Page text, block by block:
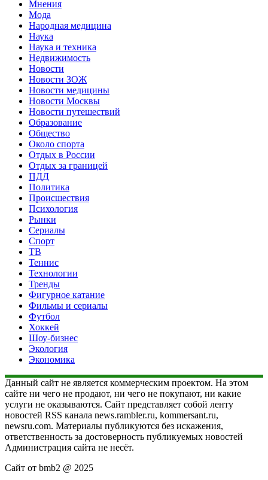
Мнения
Мода
Народная медицина
Наука
Наука и техника
Недвижимость
Новости
Новости ЗОЖ
Новости медицины
Новости Москвы
Новости путешествий
Образование
Общество
Около спорта
Отдых в России
Отдых за границей
ПДД
Политика
Происшествия
Психология
Рынки
Сериалы
Спорт
ТВ
Теннис
Технологии
Тренды
Фигурное катание
Фильмы и сериалы
Футбол
Хоккей
Шоу-бизнес
Экология
Экономика
Данный сайт не является коммерческим проектом. На этом
сайте ни чего не продают, ни чего не покупают, ни какие
услуги не оказываются. Сайт представляет собой ленту
новостей RSS канала news.rambler.ru, kommersant.ru,
newsru.com. Материалы публикуются без искажения,
ответственность за достоверность публикуемых новостей
Администрация сайта не несёт.
Сайт от bmb2 @ 2025